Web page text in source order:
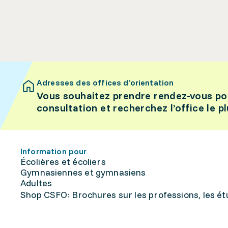
Adresses des offices d’orientation
Vous souhaitez prendre rendez-vous
consultation et recherchez l’office le
Information pour
Écolières et écoliers
Gymnasiennes et gymnasiens
Adultes
Shop CSFO: Brochures sur les professions, les